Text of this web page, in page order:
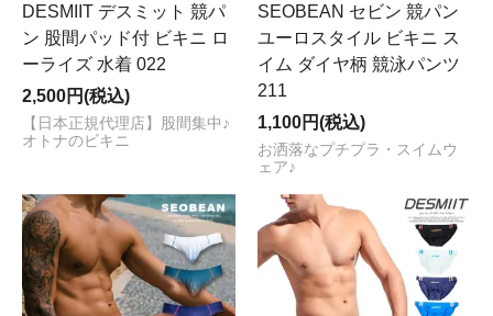
DESMIIT デスミット 競パ
ン 股間パッド付 ビキニ ロ
ーライズ 水着 022
2,500円(税込)
【日本正規代理店】股間集中♪
オトナのビキニ
SEOBEAN セビン 競パン
ユーロスタイル ビキニ ス
イム ダイヤ柄 競泳パンツ
211
1,100円(税込)
お洒落なプチプラ・スイムウ
ェア♪